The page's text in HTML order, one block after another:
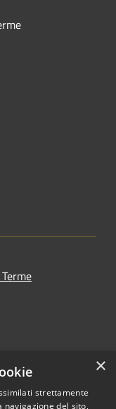
×
strettamente
del sito,